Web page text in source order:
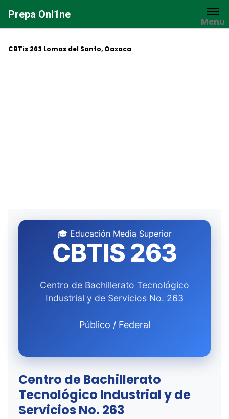
contenido
Prepa Onl1ne
Menu
CBTis 263 Lomas del Santo, Oaxaca
🎓 Educación Media Superior
CBTIS 263
Centro de Bachillerato Tecnológico
Industrial y de Servicios No. 263
Público / Federal
Centro de Bachillerato
Tecnológico Industrial y de
Servicios No. 263